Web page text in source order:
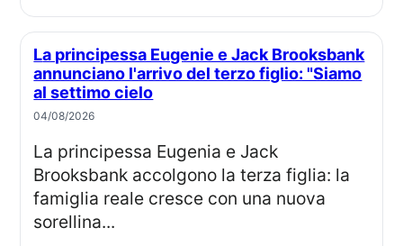
La principessa Eugenie e Jack Brooksbank
annunciano l'arrivo del terzo figlio: "Siamo
al settimo cielo
04/08/2026
La principessa Eugenia e Jack
Brooksbank accolgono la terza figlia: la
famiglia reale cresce con una nuova
sorellina...